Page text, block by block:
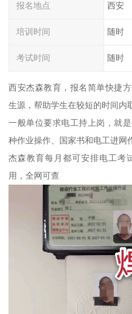
报名地点 西安
培训时间 随时
考试时间 随时
西安杰森教育，报名简单快捷
生源，帮助学生在较短的时间内
一般单位要求电工持上岗，就
种作业操作、国家书和电工进网
杰森教育每月都可安排电工考
用，全网可查